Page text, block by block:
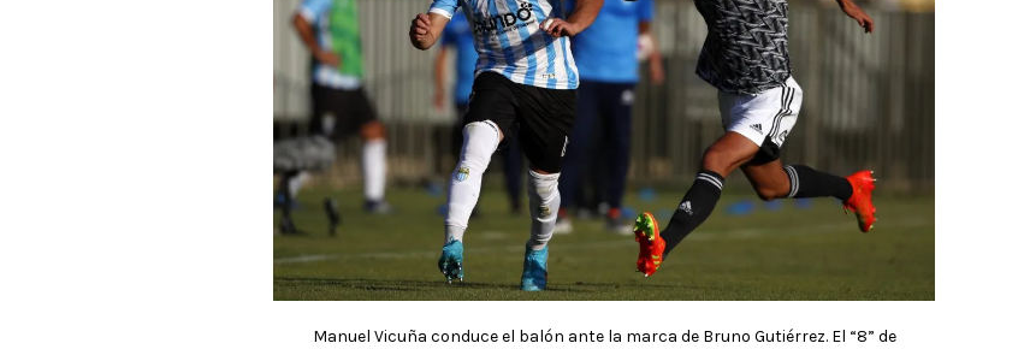
Manuel Vicuña conduce el balón ante la marca de Bruno Gutiérrez. El “8” de